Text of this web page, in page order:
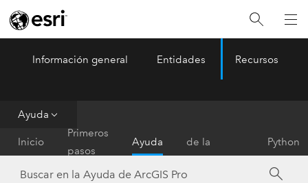
ArcGIS Pro Menu
Información general Entidades Recursos
Ayuda
Inicio
Primeros
pasos
Ayuda
de la
herramienta
Python